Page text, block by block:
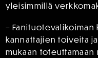
yleisimmillä
– Fanituotevalikoiman
kannattajien toiveita
mukaan toteuttamaan